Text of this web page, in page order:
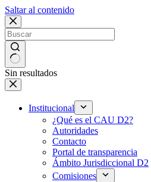
Saltar al contenido
Sin resultados
Institucional
¿Qué es el CAU D2?
Autoridades
Contacto
Portal de transparencia
Ámbito Jurisdiccional D2
Comisiones